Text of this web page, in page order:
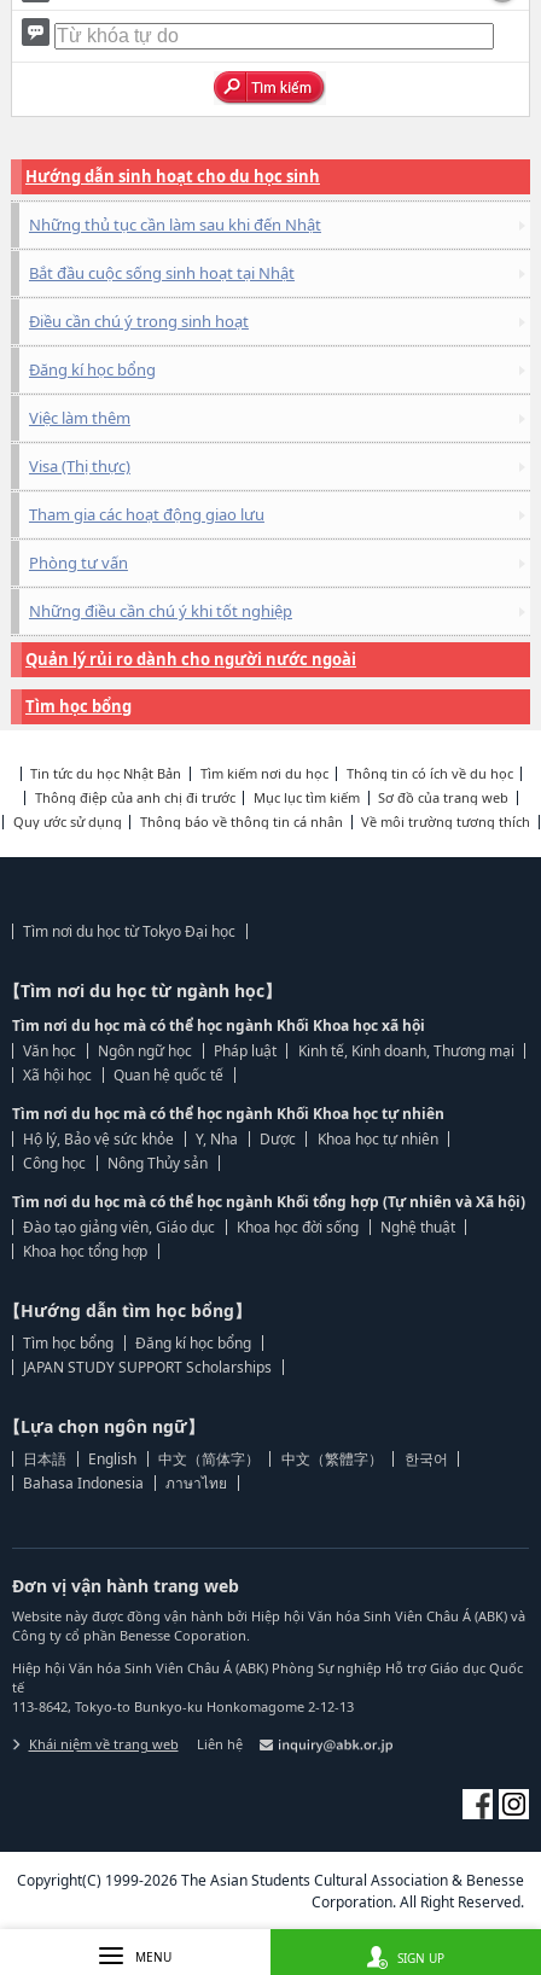
Hướng dẫn sinh hoạt cho du học sinh
Những thủ tục cần làm sau khi đến Nhật
Bắt đầu cuộc sống sinh hoạt tại Nhật
Điều cần chú ý trong sinh hoạt
Đăng kí học bổng
Việc làm thêm
Visa (Thị thực)
Tham gia các hoạt động giao lưu
Phòng tư vấn
Những điều cần chú ý khi tốt nghiệp
Quản lý rủi ro dành cho người nước ngoài
Tìm học bổng
Tin tức du học Nhật Bản Tìm kiếm nơi du học
Thông tin có ích về du học
Thông điệp của anh chị đi trước
Mục lục tìm kiếm
Sơ đồ của trang web
Quy ước sử dụng
Thông báo về thông tin cá nhân Về môi trường tương thích
Tìm nơi du học từ Tokyo Đại học
【Tìm nơi du học từ ngành học】
Tìm nơi du học mà có thể học ngành Khối Khoa học xã hội
Văn học
Ngôn ngữ học Pháp luật
Kinh tế, Kinh doanh, Thương mại
Xã hội học
Quan hệ quốc tế
Tìm nơi du học mà có thể học ngành Khối Khoa học tự nhiên
Hộ lý, Bảo vệ sức khỏe
Y, Nha Dược
Khoa học tự nhiên
Công học
Nông Thủy sản
Tìm nơi du học mà có thể học ngành Khối tổng hợp (Tự nhiên và Xã hội)
Đào tạo giảng viên, Giáo dục
Khoa học đời sống
Nghệ thuật
Khoa học tổng hợp
【Hướng dẫn tìm học bổng】
Tìm học bổng
Đăng kí học bổng
JAPAN STUDY SUPPORT Scholarships
【Lựa chọn ngôn ngữ】
日本語 English 中文（简体字） 中文（繁體字）
한국어
Bahasa Indonesia
ภาษาไทย
Đơn vị vận hành trang web
Website này được đồng vận hành bởi Hiệp hội Văn hóa Sinh Viên Châu Á (ABK) và
Công ty cổ phần Benesse Coporation.
Hiệp hội Văn hóa Sinh Viên Châu Á (ABK) Phòng Sự nghiệp Hỗ trợ Giáo dục Quốc
tế
113-8642, Tokyo-to Bunkyo-ku Honkomagome 2-12-13
Khái niệm về trang web Liên hệ
Copyright(C) 1999-2026 The Asian Students Cultural Association & Benesse
Corporation. All Right Reserved.
MENU SIGN UP